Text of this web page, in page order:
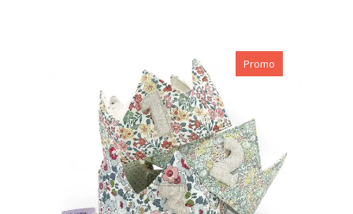
Promo